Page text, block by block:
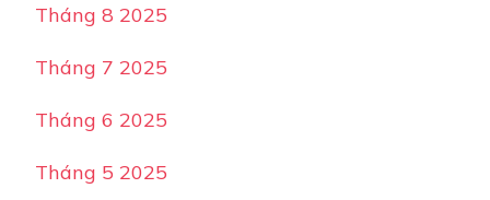
Tháng 8 2025
Tháng 7 2025
Tháng 6 2025
Tháng 5 2025